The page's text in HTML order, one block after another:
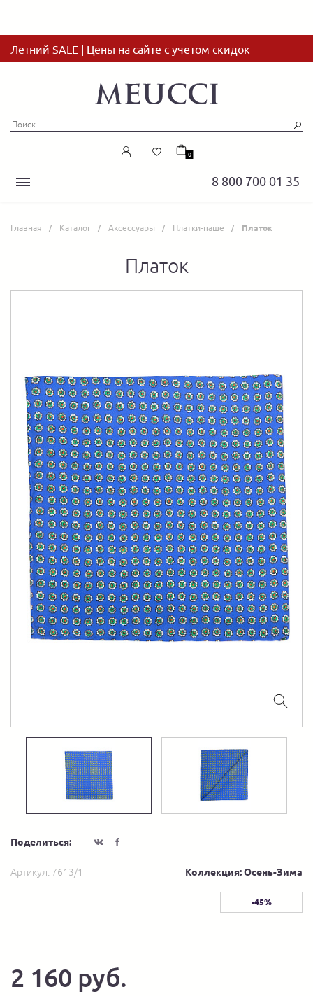
Летний SALE | Цены на сайте с учетом скидок
8 800 700 01 35
0
Главная Каталог Аксессуары Платки-паше Платок
Платок
Поделиться:
Артикул: 7613/1 Коллекция: Осень-Зима
-45%
2 160 руб.